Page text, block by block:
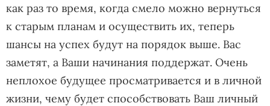
как раз то время, когда смело можно вернуться
к старым планам и осуществить их, теперь
шансы на успех будут на порядок выше. Вас
заметят, а Ваши начинания поддержат. Очень
неплохое будущее просматривается и в личной
жизни, чему будет способствовать Ваш личный